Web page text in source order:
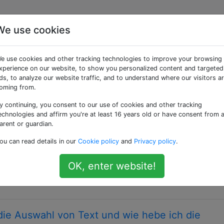
Fragen
sind hier nicht zum Thema; Fragen Sie
unverändert, nachdem ich sie innerhalb einer
Asynchrone Codereferenz
Beispielen in allen Fällen undefiniert? var
img.onload = function() {
= 'lolcat.png'; alert(outerScopeVar); var
= 'Hello Asynchronous World!'; }, 0);
outerScopeVar; $.post('loldog', function(response) { …
Auswahl von Text und wie hebe ich die
use cookies
use cookies and other tracking technologies to improve your browsing
on our website, to show you personalized content and targeted
to analyze our website traffic, and to understand where our visitors
from.
continuing, you consent to our use of cookies and other tracking
and affirm you're at least 16 years old or have consent from a
or guardian.
can read details in our Cookie policy and Privacy policy.
OK, enter website!